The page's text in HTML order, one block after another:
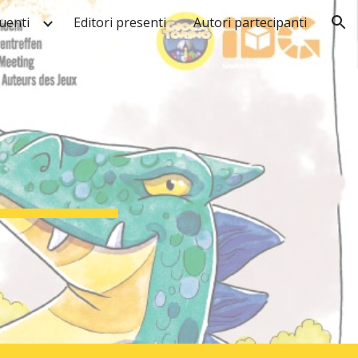
Editori presenti Autori partecipanti